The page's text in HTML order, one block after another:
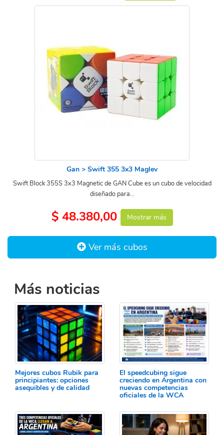
Gan > Swift 355 3x3 Maglev
Swift Block 355S 3x3 Magnetic de GAN Cube es un cubo de velocidad
diseñado para...
$ 48.380,00 Mostrar más
Ver más cubos
Más noticias
Mejores cubos Rubik para
principiantes: opciones
asequibles y de calidad
El speedcubing sigue
creciendo en Argentina con
nuevas competencias
oficiales de la WCA